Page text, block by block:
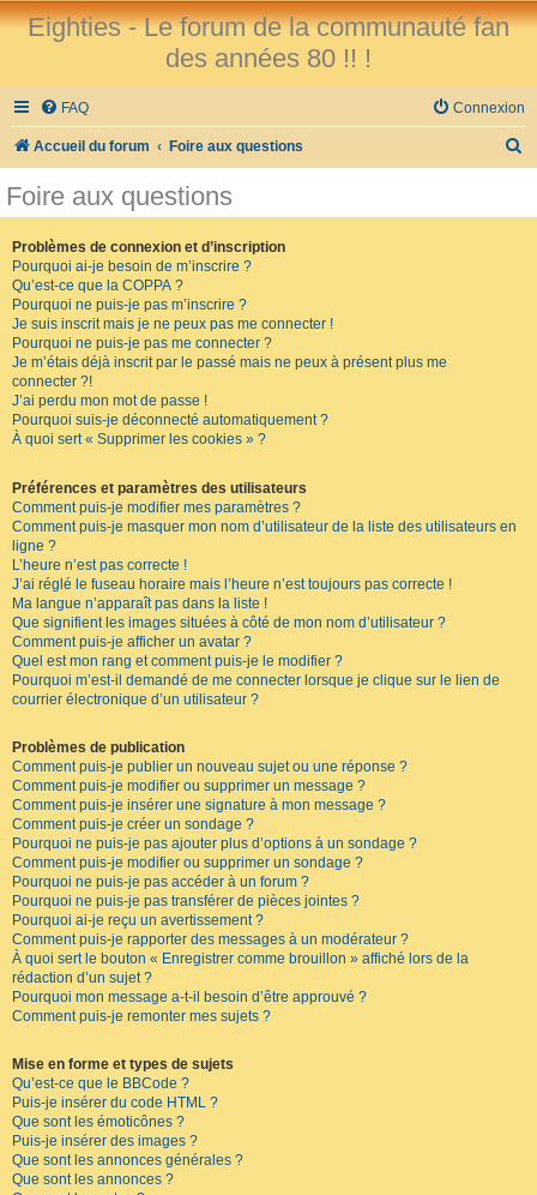
Eighties - Le forum de la communauté fan
des années 80 !! !
FAQ Connexion
Accueil du forum Foire aux questions
Foire aux questions
Problèmes de connexion et d’inscription
Pourquoi ai-je besoin de m’inscrire ?
Qu’est-ce que la COPPA ?
Pourquoi ne puis-je pas m’inscrire ?
Je suis inscrit mais je ne peux pas me connecter !
Pourquoi ne puis-je pas me connecter ?
Je m’étais déjà inscrit par le passé mais ne peux à présent plus me
connecter ?!
J’ai perdu mon mot de passe !
Pourquoi suis-je déconnecté automatiquement ?
À quoi sert « Supprimer les cookies » ?
Préférences et paramètres des utilisateurs
Comment puis-je modifier mes paramètres ?
Comment puis-je masquer mon nom d’utilisateur de la liste des utilisateurs en
ligne ?
L’heure n’est pas correcte !
J’ai réglé le fuseau horaire mais l’heure n’est toujours pas correcte !
Ma langue n’apparaît pas dans la liste !
Que signifient les images situées à côté de mon nom d’utilisateur ?
Comment puis-je afficher un avatar ?
Quel est mon rang et comment puis-je le modifier ?
Pourquoi m’est-il demandé de me connecter lorsque je clique sur le lien de
courrier électronique d’un utilisateur ?
Problèmes de publication
Comment puis-je publier un nouveau sujet ou une réponse ?
Comment puis-je modifier ou supprimer un message ?
Comment puis-je insérer une signature à mon message ?
Comment puis-je créer un sondage ?
Pourquoi ne puis-je pas ajouter plus d’options à un sondage ?
Comment puis-je modifier ou supprimer un sondage ?
Pourquoi ne puis-je pas accéder à un forum ?
Pourquoi ne puis-je pas transférer de pièces jointes ?
Pourquoi ai-je reçu un avertissement ?
Comment puis-je rapporter des messages à un modérateur ?
À quoi sert le bouton « Enregistrer comme brouillon » affiché lors de la
rédaction d’un sujet ?
Pourquoi mon message a-t-il besoin d’être approuvé ?
Comment puis-je remonter mes sujets ?
Mise en forme et types de sujets
Qu’est-ce que le BBCode ?
Puis-je insérer du code HTML ?
Que sont les émoticônes ?
Puis-je insérer des images ?
Que sont les annonces générales ?
Que sont les annonces ?